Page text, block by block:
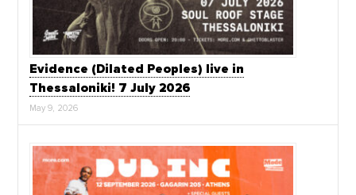
Evidence (Dilated Peoples) live in
Thessaloniki! 7 July 2026
May 9, 2026